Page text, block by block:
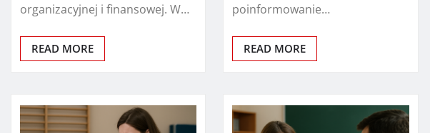
organizacyjnej i finansowej. W…
READ MORE
poinformowanie…
READ MORE